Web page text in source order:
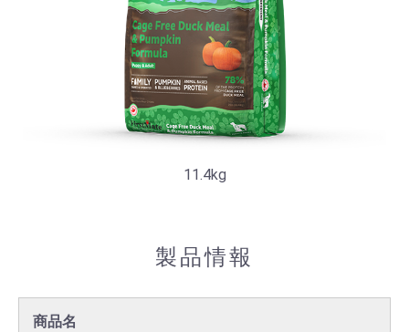
11.4kg
製品情報
商品名